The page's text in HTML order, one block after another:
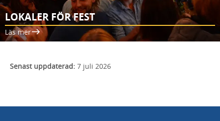
LOKALER FÖR FEST
Läs mer
Senast uppdaterad: 7 juli 2026